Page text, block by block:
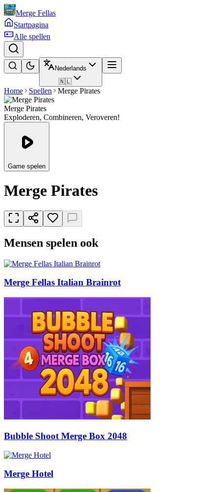
Merge Fellas
Startpagina
Alle spellen
Nederlands
🇳🇱
Home Spellen Merge Pirates
Merge Pirates
Exploderen, Combineren, Veroveren!
Game spelen
Merge Pirates
Mensen spelen ook
Merge Fellas Italian Brainrot
Bubble Shoot Merge Box 2048
Merge Hotel